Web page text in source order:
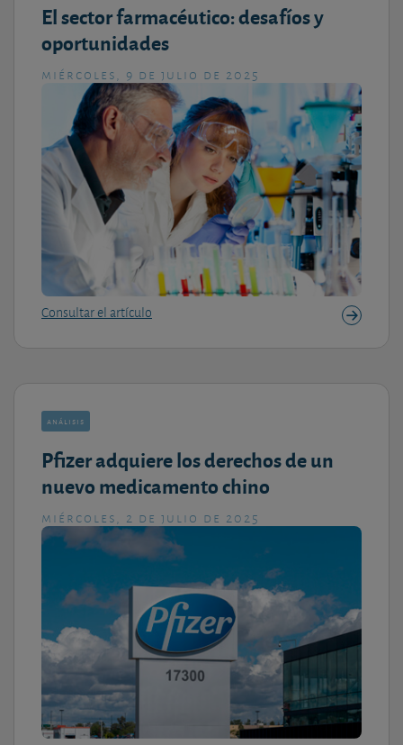
El sector farmacéutico: desafíos y
oportunidades
miércoles, 9 de julio de 2025
Consultar el artículo
análisis
Pfizer adquiere los derechos de un
nuevo medicamento chino
miércoles, 2 de julio de 2025